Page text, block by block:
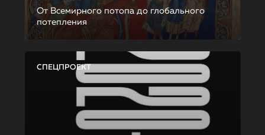
От Всемирного потопа до глобального
потепления
СПЕЦПРОЕКТ